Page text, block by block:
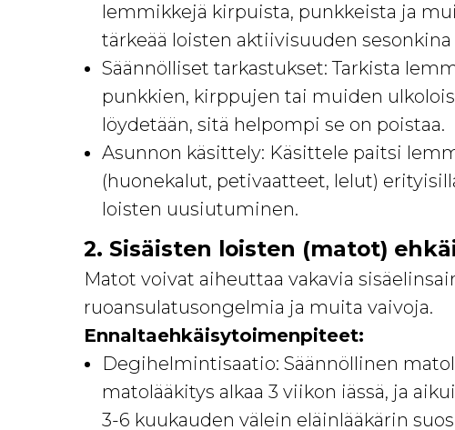
lemmikkejä kirpuista, punkkeista ja
tärkeää loisten aktiivisuuden sesonkina
Säännölliset tarkastukset: Tarkista
punkkien, kirppujen tai muiden
löydetään, sitä helpompi se on poistaa.
Asunnon käsittely: Käsittele paitsi
(huonekalut, petivaatteet, lelut)
loisten uusiutuminen.
2. Sisäisten loisten (matot)
Matot voivat aiheuttaa vakavia
ruoansulatusongelmia ja muita vaivoja.
Ennaltaehkäisytoimenpiteet:
Degihelmintisaatio: Säännöllinen
matolääkitys alkaa 3 viikon iässä, ja
3-6 kuukauden välein eläinlääkärin